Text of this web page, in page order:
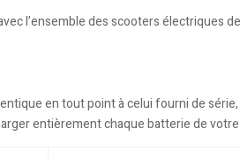
l’ensemble des scooters électriques
en tout point à celui fourni de
entièrement chaque batterie de